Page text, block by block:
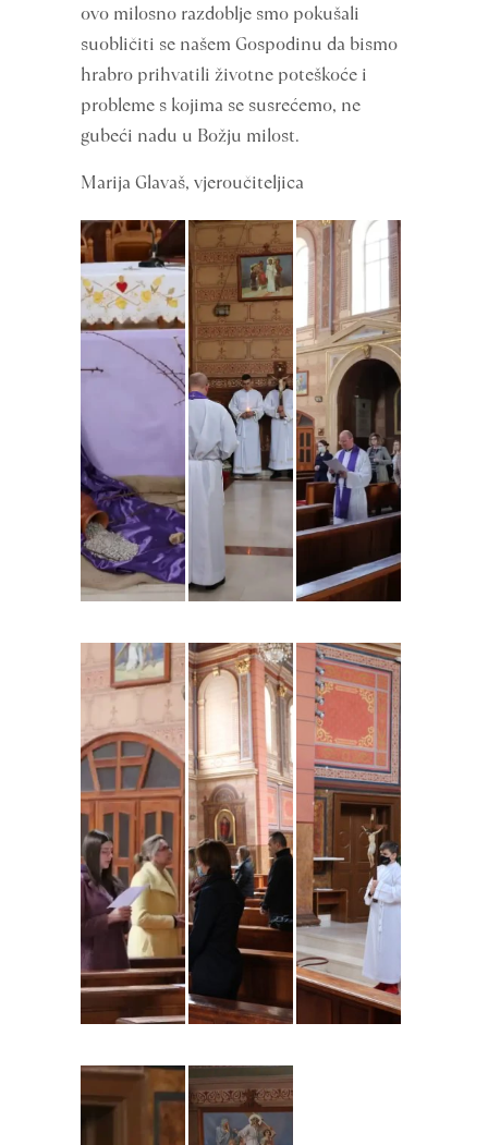
ovo milosno razdoblje smo pokušali
suobličiti se našem Gospodinu da bismo
hrabro prihvatili životne poteškoće i
probleme s kojima se susrećemo, ne
gubeći nadu u Božju milost.
Marija Glavaš, vjeroučiteljica